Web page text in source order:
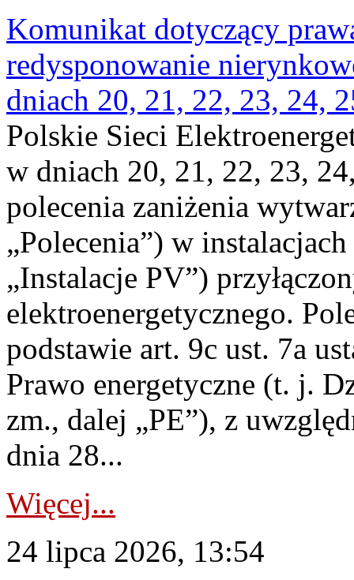
Komunikat dotyczący
redysponowanie
dniach 20, 21, 22, 23, 24,
Polskie Sieci
w dniach 20, 21, 22, 23,
polecenia zaniżenia
„Polecenia”) w
„Instalacje PV”)
elektroenergetycznego.
podstawie art. 9c ust. 7a
Prawo energetyczne (t. j.
zm., dalej „PE”), z
dnia 28...
Więcej...
24 lipca 2026, 13:54